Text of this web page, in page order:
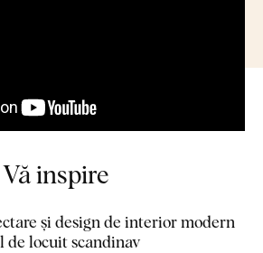
inspire
și design de interior modern
de locuit scandinav